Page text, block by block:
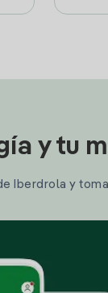
y tu
Iberdrola y